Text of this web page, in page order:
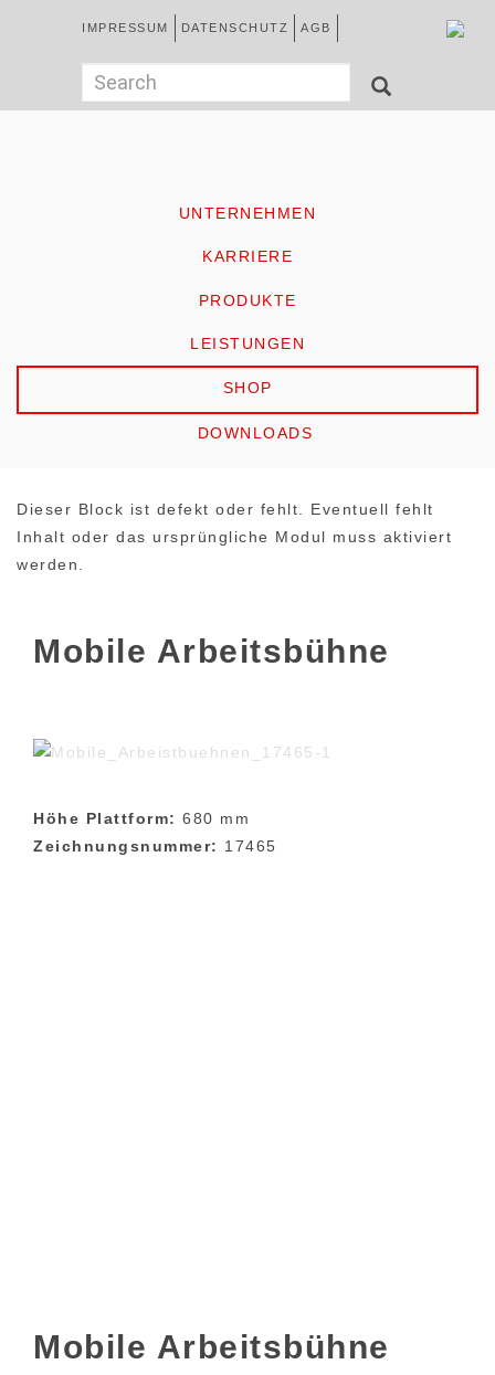
Kopfzeile
IMPRESSUM DATENSCHUTZ AGB
Suchformular
Search SEARCH
UNTERNEHMEN
KARRIERE
PRODUKTE
LEISTUNGEN
SHOP
DOWNLOADS
Dieser Block ist defekt oder fehlt. Eventuell fehlt
Inhalt oder das ursprüngliche Modul muss aktiviert
werden.
Mobile Arbeitsbühne
Höhe Plattform: 680 mm
Zeichnungsnummer: 17465
Mobile Arbeitsbühne